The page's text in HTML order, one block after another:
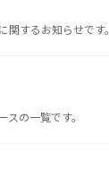
するお知らせです。
の一覧です。